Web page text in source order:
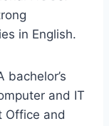
in English.
bachelor’s
and IT
Office and